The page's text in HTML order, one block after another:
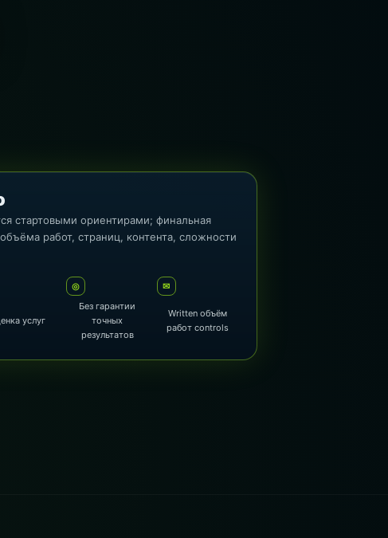
стартовыми ориентирами; финальная
работ, страниц, контента, сложности
услуг
◎
Без гарантии
точных
результатов
✉
Written объём
работ controls